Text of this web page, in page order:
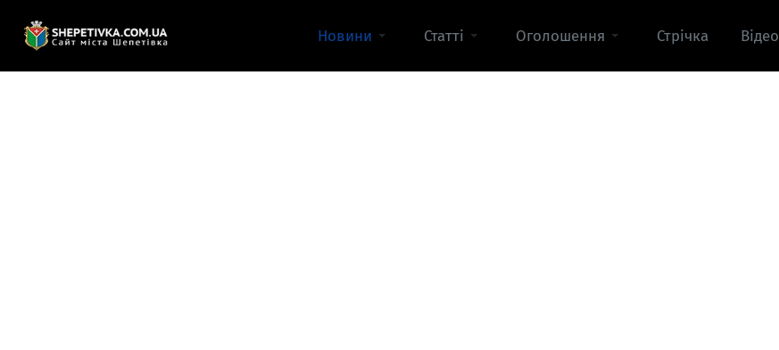
Новини Статті Оголошення Стрічка Відео